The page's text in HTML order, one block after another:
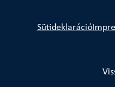
Sütideklaráció